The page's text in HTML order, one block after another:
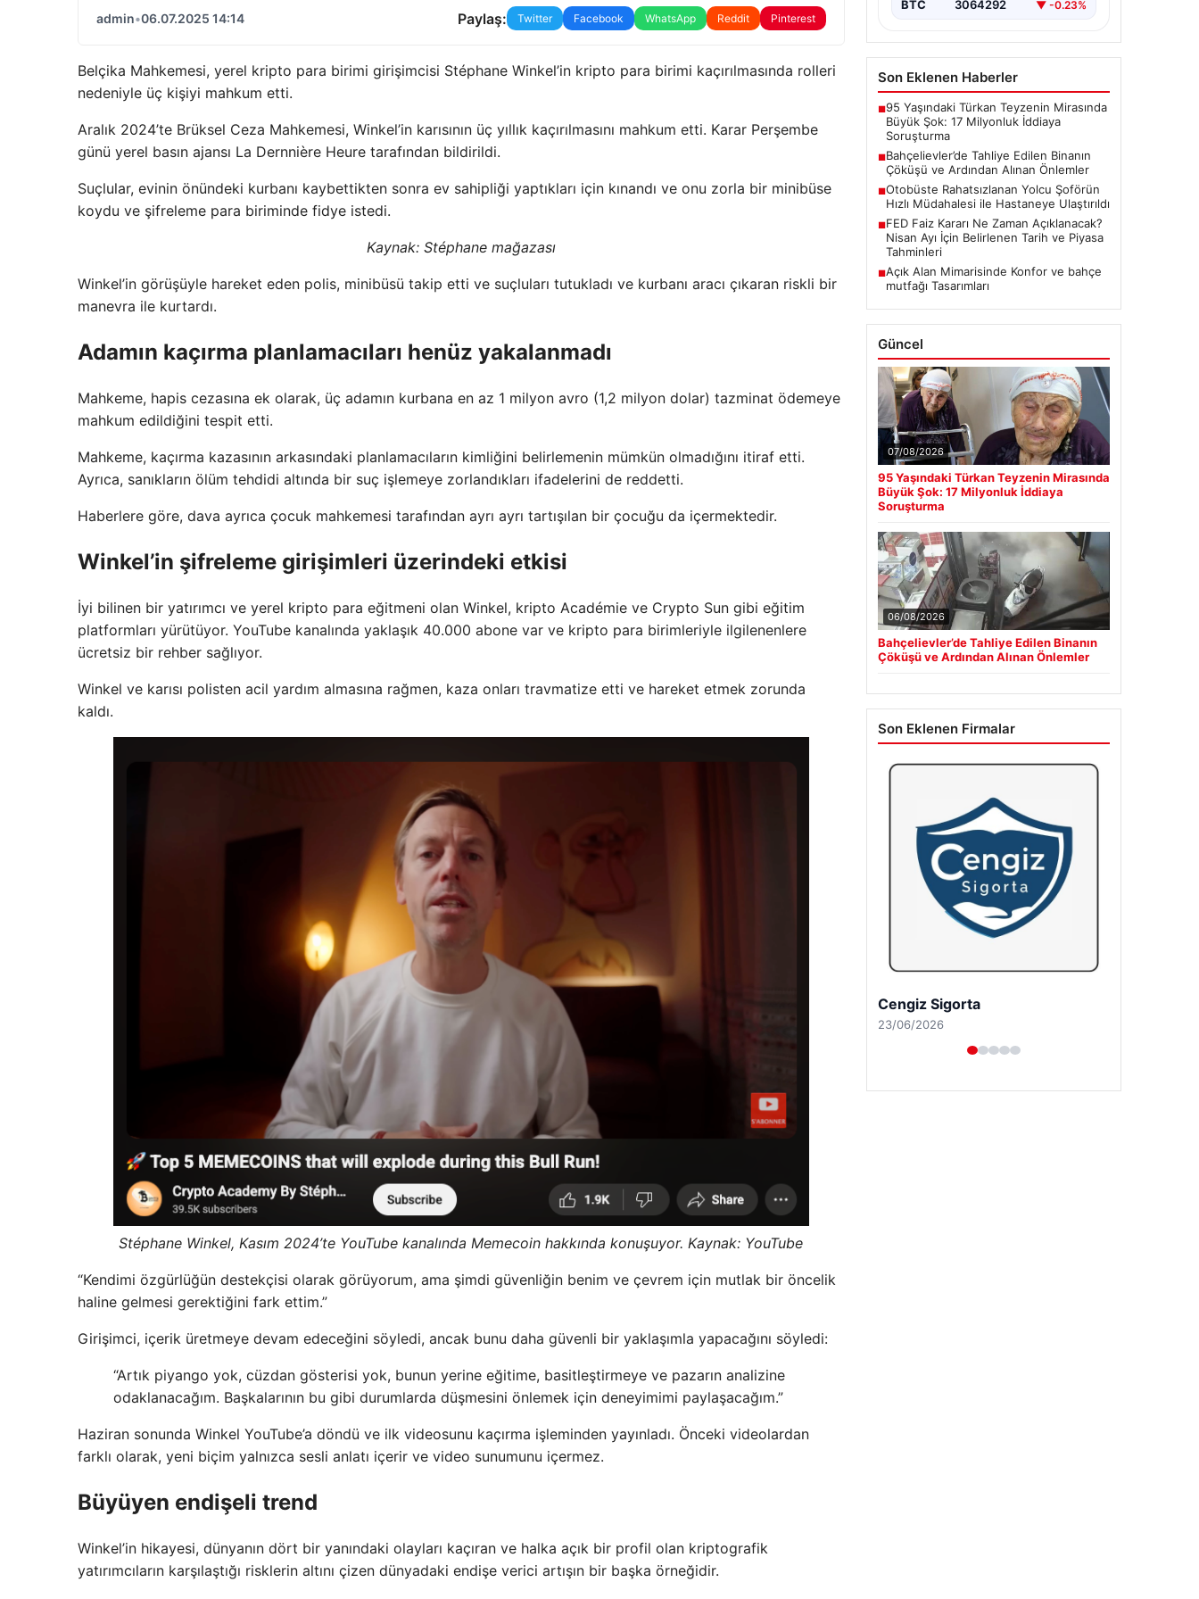
admin•06.07.2025 14:14 Paylaş: Twitter Facebook WhatsApp Reddit Pinterest
Belçika Mahkemesi, yerel kripto para birimi girişimcisi Stéphane Winkel’in kripto para birimi kaçırılmasında rolleri
nedeniyle üç kişiyi mahkum etti.
Aralık 2024’te Brüksel Ceza Mahkemesi, Winkel’in karısının üç yıllık kaçırılmasını mahkum etti. Karar Perşembe
günü yerel basın ajansı La Dernnière Heure tarafından bildirildi.
Suçlular, evinin önündeki kurbanı kaybettikten sonra ev sahipliği yaptıkları için kınandı ve onu zorla bir minibüse
koydu ve şifreleme para biriminde fidye istedi.
Kaynak: Stéphane mağazası
Winkel’in görüşüyle ​​hareket eden polis, minibüsü takip etti ve suçluları tutukladı ve kurbanı aracı çıkaran riskli bir
manevra ile kurtardı.
Adamın kaçırma planlamacıları henüz yakalanmadı
Mahkeme, hapis cezasına ek olarak, üç adamın kurbana en az 1 milyon avro (1,2 milyon dolar) tazminat ödemeye
mahkum edildiğini tespit etti.
Mahkeme, kaçırma kazasının arkasındaki planlamacıların kimliğini belirlemenin mümkün olmadığını itiraf etti.
Ayrıca, sanıkların ölüm tehdidi altında bir suç işlemeye zorlandıkları ifadelerini de reddetti.
Haberlere göre, dava ayrıca çocuk mahkemesi tarafından ayrı ayrı tartışılan bir çocuğu da içermektedir.
Winkel’in şifreleme girişimleri üzerindeki etkisi
İyi bilinen bir yatırımcı ve yerel kripto para eğitmeni olan Winkel, kripto Académie ve Crypto Sun gibi eğitim
platformları yürütüyor. YouTube kanalında yaklaşık 40.000 abone var ve kripto para birimleriyle ilgilenenlere
ücretsiz bir rehber sağlıyor.
Winkel ve karısı polisten acil yardım almasına rağmen, kaza onları travmatize etti ve hareket etmek zorunda
kaldı.
Stéphane Winkel, Kasım 2024’te YouTube kanalında Memecoin hakkında konuşuyor. Kaynak: YouTube
“Kendimi özgürlüğün destekçisi olarak görüyorum, ama şimdi güvenliğin benim ve çevrem için mutlak bir öncelik
haline gelmesi gerektiğini fark ettim.”
Girişimci, içerik üretmeye devam edeceğini söyledi, ancak bunu daha güvenli bir yaklaşımla yapacağını söyledi:
“Artık piyango yok, cüzdan gösterisi yok, bunun yerine eğitime, basitleştirmeye ve pazarın analizine
odaklanacağım. Başkalarının bu gibi durumlarda düşmesini önlemek için deneyimimi paylaşacağım.”
Haziran sonunda Winkel YouTube’a döndü ve ilk videosunu kaçırma işleminden yayınladı. Önceki videolardan
farklı olarak, yeni biçim yalnızca sesli anlatı içerir ve video sunumunu içermez.
Büyüyen endişeli trend
Winkel’in hikayesi, dünyanın dört bir yanındaki olayları kaçıran ve halka açık bir profil olan kriptografik
yatırımcıların karşılaştığı risklerin altını çizen dünyadaki endişe verici artışın bir başka örneğidir.
BTC 3064292 ▼ -0.23%
Son Eklenen Haberler
■95 Yaşındaki Türkan Teyzenin Mirasında
Büyük Şok: 17 Milyonluk İddiaya
Soruşturma
■Bahçelievler’de Tahliye Edilen Binanın
Çöküşü ve Ardından Alınan Önlemler
■Otobüste Rahatsızlanan Yolcu Şoförün
Hızlı Müdahalesi ile Hastaneye Ulaştırıldı
■FED Faiz Kararı Ne Zaman Açıklanacak?
Nisan Ayı İçin Belirlenen Tarih ve Piyasa
Tahminleri
■Açık Alan Mimarisinde Konfor ve bahçe
mutfağı Tasarımları
Güncel
07/08/2026
95 Yaşındaki Türkan Teyzenin Mirasında
Büyük Şok: 17 Milyonluk İddiaya
Soruşturma
06/08/2026
Bahçelievler’de Tahliye Edilen Binanın
Çöküşü ve Ardından Alınan Önlemler
Son Eklenen Firmalar
Hastaş Beton
26/05/2026